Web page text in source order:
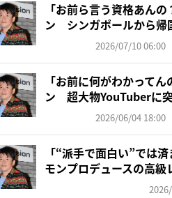
「お前ら言う資格あん
ン シンガポールから帰
2026/07/10 06:00
「お前に何がわかって
ン 超大物YouTuberに
2026/06/04 18:00
「“派手で面白い”では
モンプロデュースの高